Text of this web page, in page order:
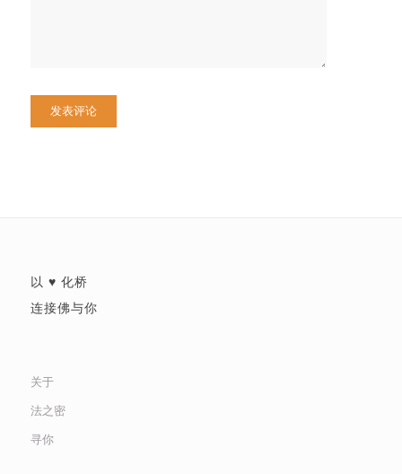
以 ♥ 化桥
连接佛与你
关于
法之密
寻你